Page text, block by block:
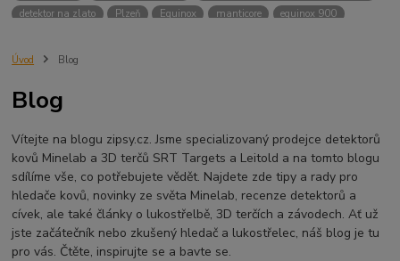
detektor na zlato
Plzeň Equinox manticore
equinox 900
Sraz detektorářů
ÚSTÍ NAD LABEM
Jídlo na cesty
Mníšek u Liberece Karlovy Vary
Equinox 900
Soutěž o detektor
Severní Čechy
hledání pokladů
technologie Multi IQ
Úvod Blog
Blog
Vítejte na blogu zipsy.cz. Jsme specializovaný prodejce detektorů
kovů Minelab a 3D terčů SRT Targets a Leitold a na tomto blogu
sdílíme vše, co potřebujete vědět. Najdete zde tipy a rady pro
hledače kovů, novinky ze světa Minelab, recenze detektorů a
cívek, ale také články o lukostřelbě, 3D terčích a závodech. Ať už
jste začátečník nebo zkušený hledač a lukostřelec, náš blog je tu
pro vás. Čtěte, inspirujte se a bavte se.